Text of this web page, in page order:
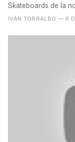
Skateboards de la
estaba...
IVÁN TORRALBO — 6